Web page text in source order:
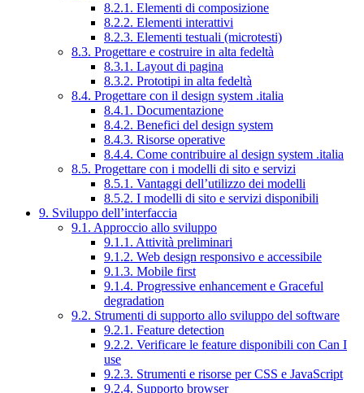
8.2.1. Elementi di composizione
8.2.2. Elementi interattivi
8.2.3. Elementi testuali (microtesti)
8.3. Progettare e costruire in alta fedeltà
8.3.1. Layout di pagina
8.3.2. Prototipi in alta fedeltà
8.4. Progettare con il design system .italia
8.4.1. Documentazione
8.4.2. Benefici del design system
8.4.3. Risorse operative
8.4.4. Come contribuire al design system .italia
8.5. Progettare con i modelli di sito e servizi
8.5.1. Vantaggi dell’utilizzo dei modelli
8.5.2. I modelli di sito e servizi disponibili
9. Sviluppo dell’interfaccia
9.1. Approccio allo sviluppo
9.1.1. Attività preliminari
9.1.2. Web design responsivo e accessibile
9.1.3. Mobile first
9.1.4. Progressive enhancement e Graceful
degradation
9.2. Strumenti di supporto allo sviluppo del software
9.2.1. Feature detection
9.2.2. Verificare le feature disponibili con Can I
use
9.2.3. Strumenti e risorse per CSS e JavaScript
9.2.4. Supporto browser